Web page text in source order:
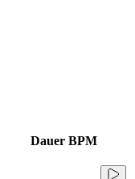
Dauer BPM